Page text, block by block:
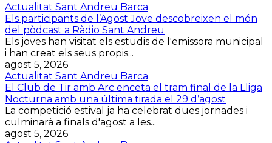
Actualitat Sant Andreu Barca
Els participants de l’Agost Jove descobreixen el món
del pòdcast a Ràdio Sant Andreu
Els joves han visitat els estudis de l'emissora municipal
i han creat els seus propis...
agost 5, 2026
Actualitat Sant Andreu Barca
El Club de Tir amb Arc enceta el tram final de la Lliga
Nocturna amb una última tirada el 29 d’agost
La competició estival ja ha celebrat dues jornades i
culminarà a finals d'agost a les...
agost 5, 2026